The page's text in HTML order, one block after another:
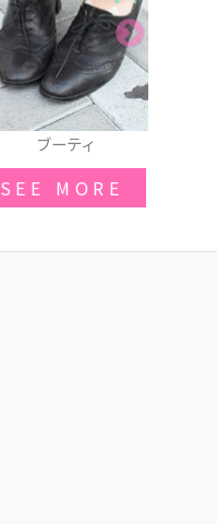
シースルーカットソー
SEE MORE